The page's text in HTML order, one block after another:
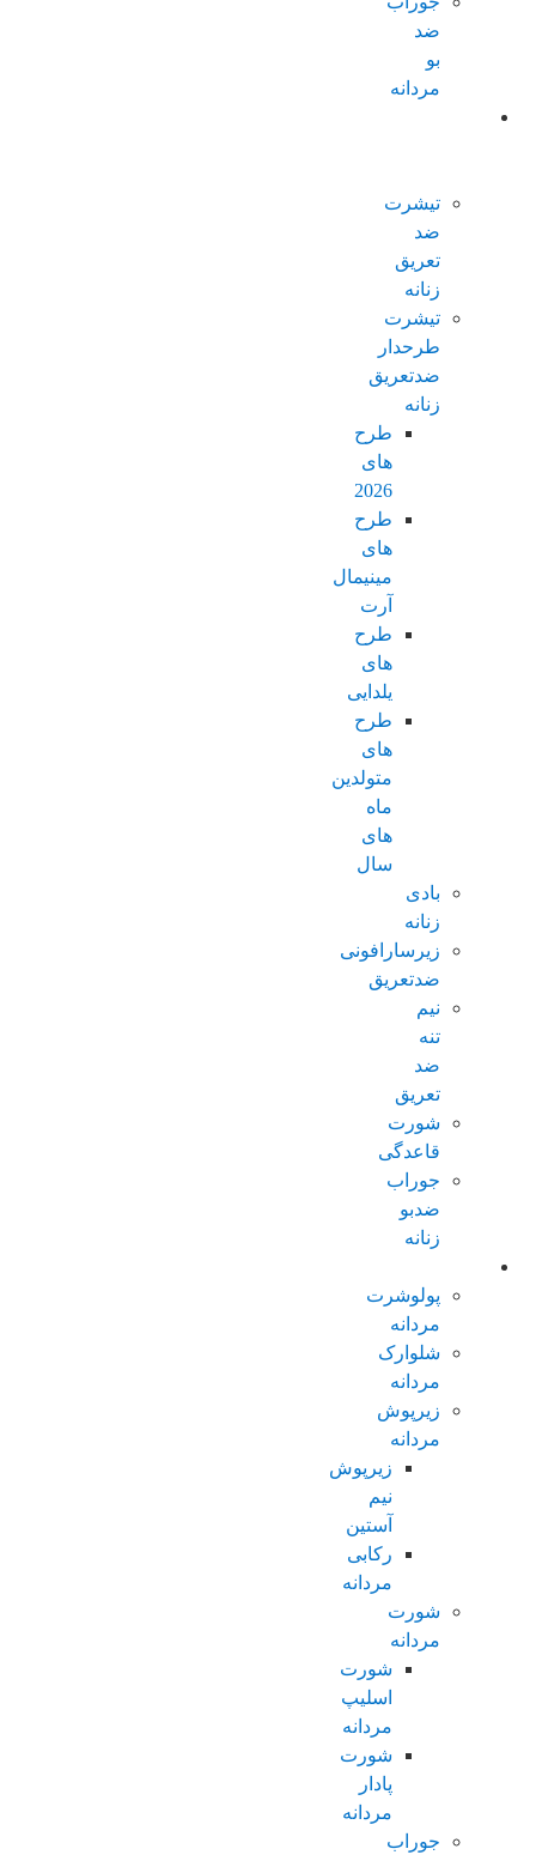
ضد
بو
مردانه
تیشرت
ضد
تعریق
زنانه
تیشرت
طرحدار
ضدتعریق
زنانه
طرح
های
2026
طرح
های
مینیمال
آرت
طرح
های
یلدایی
طرح
های
متولدین
ماه
های
سال
بادی
زنانه
زیرسارافونی
ضدتعریق
نیم
تنه
ضد
تعریق
شورت
قاعدگی
جوراب
ضدبو
زنانه
پولوشرت
مردانه
شلوارک
مردانه
زیرپوش
مردانه
زیرپوش
نیم
آستین
رکابی
مردانه
شورت
مردانه
شورت
اسلیپ
مردانه
شورت
پادار
مردانه
جوراب